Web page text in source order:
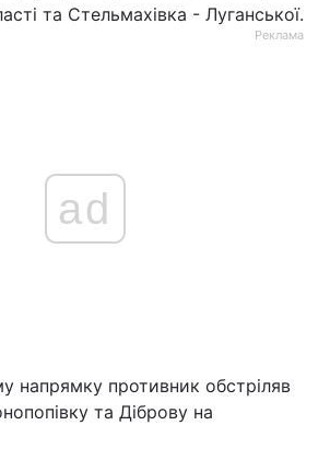
та Стельмахівка - Луганської.
Реклама
ad
напрямку противник обстріляв
та Діброву на